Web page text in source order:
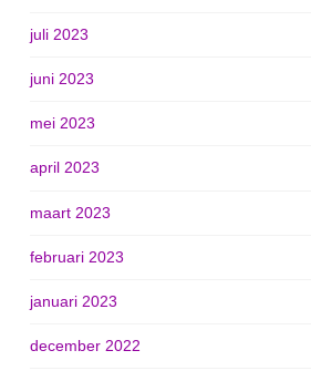
juli 2023
juni 2023
mei 2023
april 2023
maart 2023
februari 2023
januari 2023
december 2022